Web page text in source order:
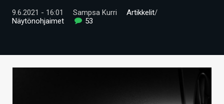
VIDEOT
TIETOA
9.6.2021 - 16:01 Sampsa Kurri Artikkelit/
Näytönohjaimet
53